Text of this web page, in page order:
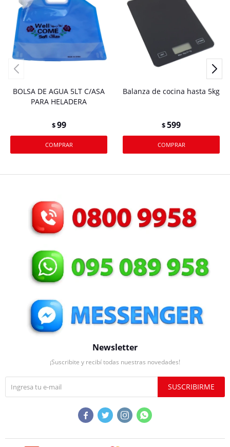
BOLSA DE AGUA 5LT C/ASA
PARA HELADERA
$99
Balanza de cocina hasta 5kg
$599
Newsletter
¡Suscribite y recibí todas nuestras novedades!
SUSCRIBIRME
   